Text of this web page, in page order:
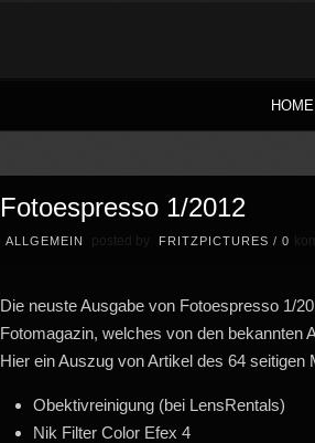
HOME
Fotoespresso 1/2012
ALLGEMEIN posted by FRITZPICTURES / 0
Die neuste Ausgabe von Fotoespresso 1/
Fotomagazin, welches von den bekannten
Hier ein Auszug von Artikel des 64 seitigen
Obektivreinigung (bei LensRentals)
Nik Filter Color Efex 4